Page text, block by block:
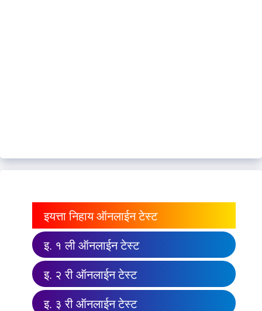
इयत्ता निहाय ऑनलाईन टेस्ट
इ. १ ली ऑनलाईन टेस्ट
इ. २ री ऑनलाईन टेस्ट
इ. ३ री ऑनलाईन टेस्ट